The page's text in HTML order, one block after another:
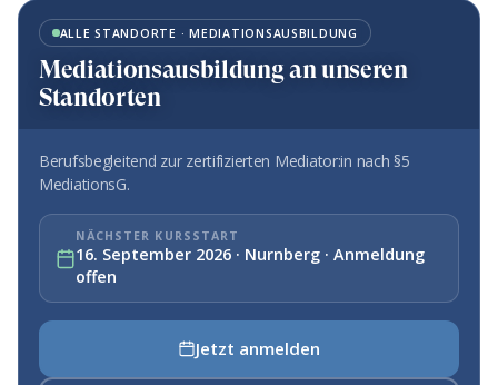
ALLE STANDORTE · MEDIATIONSAUSBILDUNG
Mediationsausbildung an unseren
Standorten
Berufsbegleitend zur zertifizierten Mediator:in nach §5
MediationsG.
NÄCHSTER KURSSTART
16. September 2026 · Nurnberg · Anmeldung
offen
Jetzt anmelden